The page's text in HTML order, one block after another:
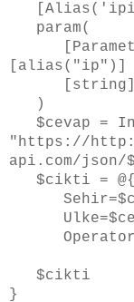
param(
[alias("ip")]
)
$cevap =
"https://
api.com/json/
$cikti = @{
$cikti
}